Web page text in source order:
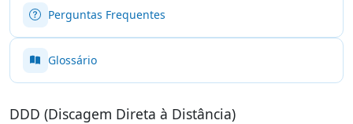
Perguntas Frequentes
Glossário
DDD (Discagem Direta à Distância)